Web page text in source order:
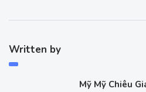
Written by
Mỹ Mỹ Chiêu